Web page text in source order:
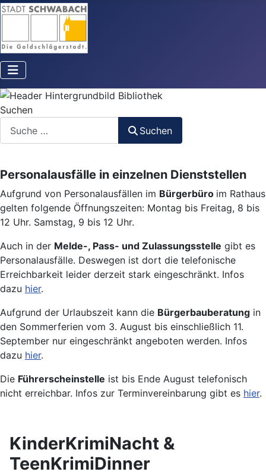
Suchen
Suchen
Personalausfälle in einzelnen Dienststellen
Aufgrund von Personalausfällen im Bürgerbüro im Rathaus
gelten folgende Öffnungszeiten: Montag bis Freitag, 8 bis
12 Uhr. Samstag, 9 bis 12 Uhr.
Auch in der Melde-, Pass- und Zulassungsstelle gibt es
Personalausfälle. Deswegen ist dort die telefonische
Erreichbarkeit leider derzeit stark eingeschränkt. Infos
dazu hier.
Aufgrund der Urlaubszeit kann die Bürgerbauberatung in
den Sommerferien vom 3. August bis einschließlich 11.
September nur eingeschränkt angeboten werden. Infos
dazu hier.
Die Führerscheinstelle ist bis Ende August telefonisch
nicht erreichbar. Infos zur Terminvereinbarung gibt es hier.
KinderKrimiNacht &
TeenKrimiDinner